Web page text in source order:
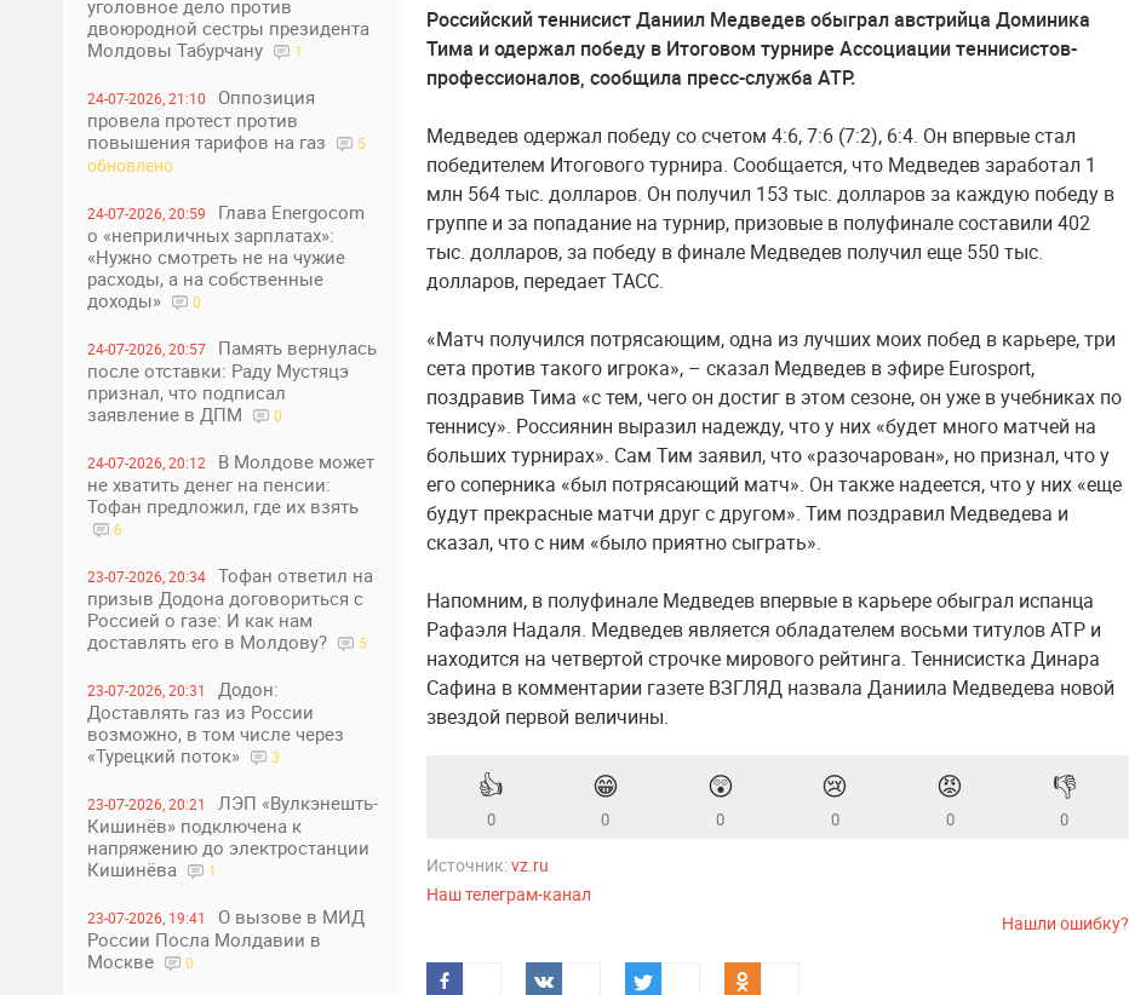
уголовное дело против
двоюродной сестры президента
Молдовы Табурчану
1
24-07-2026, 21:10
Оппозиция
провела протест против
повышения тарифов на газ
5
обновлено
24-07-2026, 20:59
Глава Energocom
о «неприличных зарплатах»:
«Нужно смотреть не на чужие
расходы, а на собственные
доходы»
0
24-07-2026, 20:57
Память вернулась
после отставки: Раду Мустяцэ
признал, что подписал
заявление в ДПМ
0
24-07-2026, 20:12
В Молдове может
не хватить денег на пенсии:
Тофан предложил, где их взять
6
23-07-2026, 20:34
Тофан ответил на
призыв Додона договориться с
Россией о газе: И как нам
доставлять его в Молдову?
5
23-07-2026, 20:31
Додон:
Доставлять газ из России
возможно, в том числе через
«Турецкий поток»
3
23-07-2026, 20:21
ЛЭП «Вулкэнешть-
Кишинёв» подключена к
напряжению до электростанции
Кишинёва
1
23-07-2026, 19:41
О вызове в МИД
России Посла Молдавии в
Москве
0
Российский теннисист Даниил Медведев обыграл австрийца Доминика
Тима и одержал победу в Итоговом турнире Ассоциации теннисистов-
профессионалов, сообщила пресс-служба АТР.
Медведев одержал победу со счетом 4:6, 7:6 (7:2), 6:4. Он впервые стал
победителем Итогового турнира. Сообщается, что Медведев заработал 1
млн 564 тыс. долларов. Он получил 153 тыс. долларов за каждую победу в
группе и за попадание на турнир, призовые в полуфинале составили 402
тыс. долларов, за победу в финале Медведев получил еще 550 тыс.
долларов, передает ТАСС.
«Матч получился потрясающим, одна из лучших моих побед в карьере, три
сета против такого игрока», – сказал Медведев в эфире Eurosport,
поздравив Тима «с тем, чего он достиг в этом сезоне, он уже в учебниках по
теннису». Россиянин выразил надежду, что у них «будет много матчей на
больших турнирах». Сам Тим заявил, что «разочарован», но признал, что у
его соперника «был потрясающий матч». Он также надеется, что у них «еще
будут прекрасные матчи друг с другом». Тим поздравил Медведева и
сказал, что с ним «было приятно сыграть».
Напомним, в полуфинале Медведев впервые в карьере обыграл испанца
Рафаэля Надаля. Медведев является обладателем восьми титулов АТР и
находится на четвертой строчке мирового рейтинга. Теннисистка Динара
Сафина в комментарии газете ВЗГЛЯД назвала Даниила Медведева новой
звездой первой величины.
👍
0
😁
0
😲
0
😢
0
😡
0
👎
0
Источник:vz.ru
Наш телеграм-канал
Нашли ошибку?